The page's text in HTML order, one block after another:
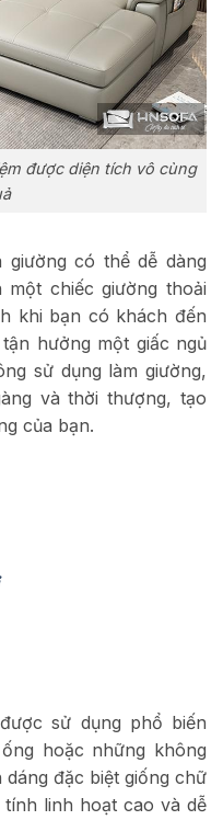
được diện tích vô cùng
có thể dễ dàng
chiếc giường thoải
khi bạn có khách đến
hưởng một giấc ngủ
sử dụng làm giường,
và thời thượng, tạo
của bạn.
sử dụng phổ biến
hoặc những không
đặc biệt giống chữ
tính linh hoạt cao và dễ